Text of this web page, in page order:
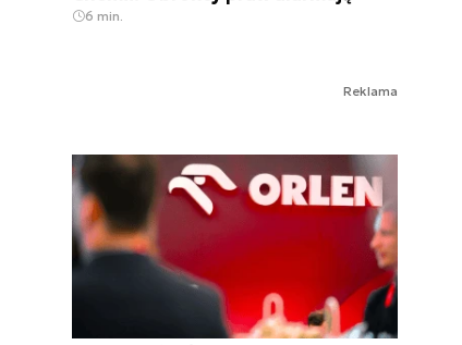
6 min.
Reklama